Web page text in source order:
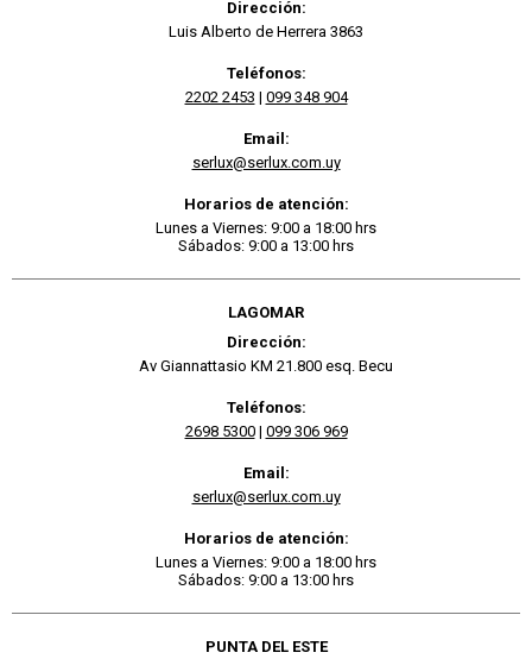
Dirección:
Luis Alberto de Herrera 3863
Teléfonos:
2202 2453 | 099 348 904
Email:
serlux@serlux.com.uy
Horarios de atención:
Lunes a Viernes: 9:00 a 18:00 hrs
Sábados: 9:00 a 13:00 hrs
LAGOMAR
Dirección:
Av Giannattasio KM 21.800 esq. Becu
Teléfonos:
2698 5300| 099 306 969
Email:
serlux@serlux.com.uy
Horarios de atención:
Lunes a Viernes: 9:00 a 18:00 hrs
Sábados: 9:00 a 13:00 hrs
PUNTA DEL ESTE